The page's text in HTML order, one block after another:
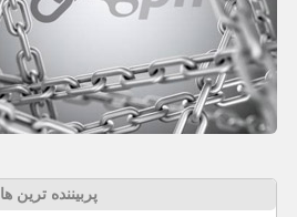
پربیننده ترین ها